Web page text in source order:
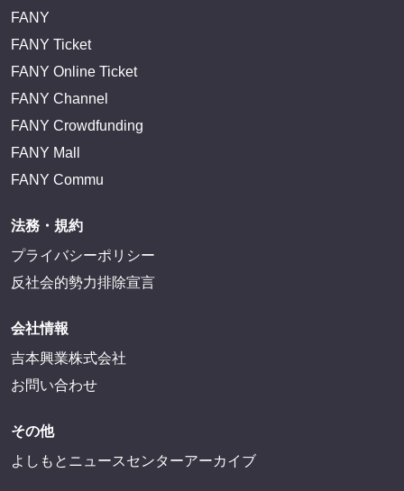
FANY
FANY Ticket
FANY Online Ticket
FANY Channel
FANY Crowdfunding
FANY Mall
FANY Commu
法務・規約
プライバシーポリシー
反社会的勢力排除宣言
会社情報
吉本興業株式会社
お問い合わせ
その他
よしもとニュースセンターアーカイブ